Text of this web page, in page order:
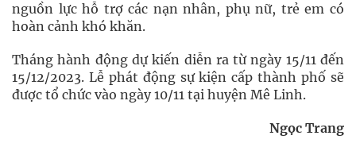
nguồn lực hỗ trợ các nạn nhân, phụ nữ, trẻ em có
hoàn cảnh khó khăn.
Tháng hành động dự kiến diễn ra từ ngày 15/11 đến
15/12/2023. Lễ phát động sự kiện cấp thành phố sẽ
được tổ chức vào ngày 10/11 tại huyện Mê Linh.
Ngọc Trang